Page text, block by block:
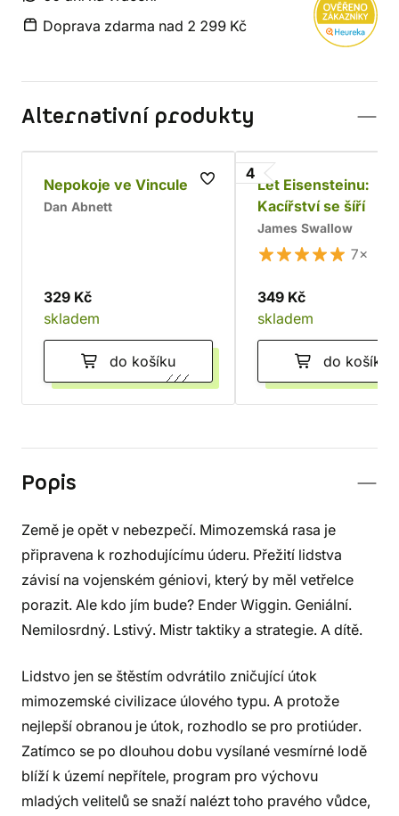
Doprava zdarma nad 2 299 Kč
Alternativní produkty
Nepokoje ve Vincule
Dan Abnett
329 Kč
skladem
do košíku
4
Let Eisensteinu:
Kacířství se šíří
James Swallow
7×
349 Kč
skladem
do košíku
Popis
Země je opět v nebezpečí. Mimozemská rasa je
připravena k rozhodujícímu úderu. Přežití lidstva
závisí na vojenském géniovi, který by měl vetřelce
porazit. Ale kdo jím bude? Ender Wiggin. Geniální.
Nemilosrdný. Lstivý. Mistr taktiky a strategie. A dítě.
Lidstvo jen se štěstím odvrátilo zničující útok
mimozemské civilizace úlového typu. A protože
nejlepší obranou je útok, rozhodlo se pro protiúder.
Zatímco se po dlouhou dobu vysílané vesmírné lodě
blíží k území nepřítele, program pro výchovu
mladých velitelů se snaží nalézt toho pravého vůdce,